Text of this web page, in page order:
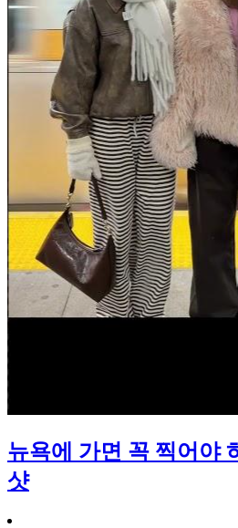
뉴욕에 가면 꼭 찍어야
샷